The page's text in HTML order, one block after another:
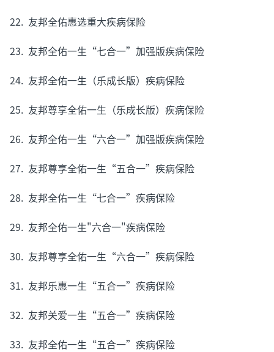
22. 友邦全佑惠选重大疾病保险
23. 友邦全佑一生“七合一”加强版疾病保险
24. 友邦全佑一生（乐成长版）疾病保险
25. 友邦尊享全佑一生（乐成长版）疾病保险
26. 友邦全佑一生“六合一”加强版疾病保险
27. 友邦尊享全佑一生“五合一”疾病保险
28. 友邦全佑一生“七合一”疾病保险
29. 友邦全佑一生"六合一"疾病保险
30. 友邦尊享全佑一生“六合一”疾病保险
31. 友邦乐惠一生“五合一”疾病保险
32. 友邦关爱一生“五合一”疾病保险
33. 友邦全佑一生“五合一”疾病保险